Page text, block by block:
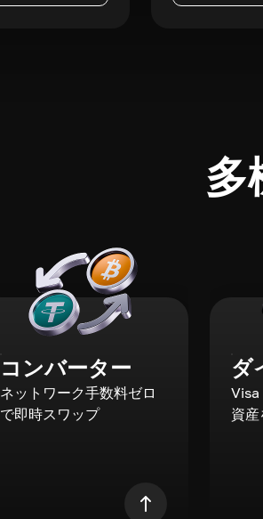
多
コンバーター
ネットワーク手数料ゼロ
で即時スワップ
ダ
資